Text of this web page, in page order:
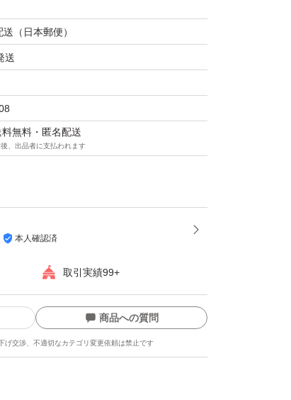
（日本郵便）
送
無料・匿名配送
、出品者に支払われます
本人確認済
取引実績99+
商品への質問
げ交渉、不適切なカテゴリ変更依頼は禁止です